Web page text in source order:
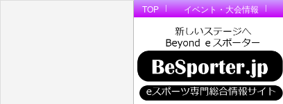
TOP イベント・大会情報